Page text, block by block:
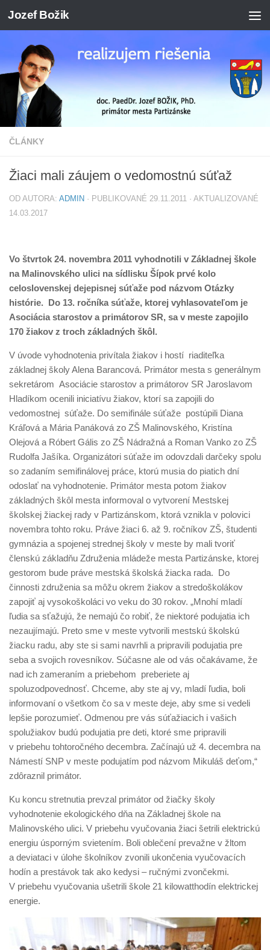
Preskočiť na obsah
Jozef Božik
ČLÁNKY
Žiaci mali záujem o vedomostnú súťaž
OD AUTORA: ADMIN · PUBLIKOVANÉ 29.11.2011 · AKTUALIZOVANÉ
14.03.2017
Vo štvrtok 24. novembra 2011 vyhodnotili v Základnej škole
na Malinovského ulici na sídlisku Šípok prvé kolo
celoslovenskej dejepisnej súťaže pod názvom Otázky
histórie. Do 13. ročníka súťaže, ktorej vyhlasovateľom je
Asociácia starostov a primátorov SR, sa v meste zapojilo
170 žiakov z troch základných škôl.
V úvode vyhodnotenia privítala žiakov i hostí riaditeľka
základnej školy Alena Barancová. Primátor mesta s generálnym
sekretárom Asociácie starostov a primátorov SR Jaroslavom
Hladíkom ocenili iniciatívu žiakov, ktorí sa zapojili do
vedomostnej súťaže. Do semifinále súťaže postúpili Diana
Kráľová a Mária Panáková zo ZŠ Malinovského, Kristína
Olejová a Róbert Gális zo ZŠ Nádražná a Roman Vanko zo ZŠ
Rudolfa Jašíka. Organizátori súťaže im odovzdali darčeky spolu
so zadaním semifinálovej práce, ktorú musia do piatich dní
odoslať na vyhodnotenie. Primátor mesta potom žiakov
základných škôl mesta informoval o vytvorení Mestskej
školskej žiackej rady v Partizánskom, ktorá vznikla v polovici
novembra tohto roku. Práve žiaci 6. až 9. ročníkov ZŠ, študenti
gymnázia a spojenej strednej školy v meste by mali tvoriť
členskú základňu Združenia mládeže mesta Partizánske, ktorej
gestorom bude práve mestská školská žiacka rada. Do
činnosti združenia sa môžu okrem žiakov a stredoškolákov
zapojiť aj vysokoškoláci vo veku do 30 rokov. „Mnohí mladí
ľudia sa sťažujú, že nemajú čo robiť, že niektoré podujatia ich
nezaujímajú. Preto sme v meste vytvorili mestskú školskú
žiacku radu, aby ste si sami navrhli a pripravili podujatia pre
seba a svojich rovesníkov. Súčasne ale od vás očakávame, že
nad ich zameraním a priebehom preberiete aj
spoluzodpovednosť. Chceme, aby ste aj vy, mladí ľudia, boli
informovaní o všetkom čo sa v meste deje, aby sme si vedeli
lepšie porozumieť. Odmenou pre vás súťažiacich i vašich
spolužiakov budú podujatia pre deti, ktoré sme pripravili
v priebehu tohtoročného decembra. Začínajú už 4. decembra na
Námestí SNP v meste podujatím pod názvom Mikuláš deťom,“
zdôraznil primátor.
Ku koncu stretnutia prevzal primátor od žiačky školy
vyhodnotenie ekologického dňa na Základnej škole na
Malinovského ulici. V priebehu vyučovania žiaci šetrili elektrickú
energiu úsporným svietením. Boli oblečení prevažne v žltom
a deviataci v úlohe školníkov zvonili ukončenia vyučovacích
hodín a prestávok tak ako kedysi – ručnými zvončekmi.
V priebehu vyučovania ušetrili škole 21 kilowatthodín elektrickej
energie.